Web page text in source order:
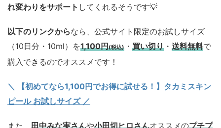
れ変わりをサポート してくれるそうです💡
以下のリンクからなら、公式サイト限定のお試しサイズ
（10日分・10ml）を1,100円(税込) ・ 買い切り ・ 送料無料で
購入できるのでオススメです！
＼ 【初めてなら1,100円でお得に試せる！】タカミスキン
ピール お試しサイズ／
また、 田中みな実さんや小田切ヒロさんオススメのプチプ